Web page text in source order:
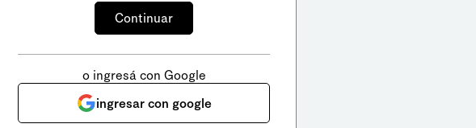
o ingresá con Google
ingresar con google